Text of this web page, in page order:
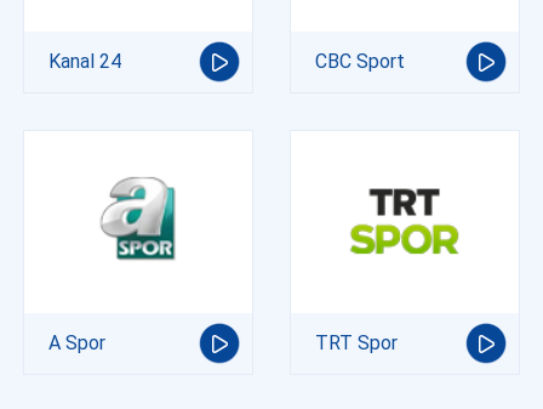
Kanal 24 CBC Sport
A Spor TRT Spor